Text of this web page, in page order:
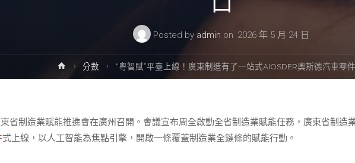
Posted by admin on 2026 年 5 月 24 日
Home分數 “粵智賦”平臺上線！廣東制造有了一站式AIOSDER奧斯德汽車零
省制造業賦能推進會在廣州召開。會議宣布周全啟動全省制造業賦能任務，廣東省制造
式上線，以人工智能為焦點引擎，開啟一條覆蓋制造業全鏈條的賦能行動。